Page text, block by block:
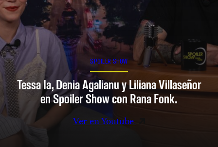
SPOILER SHOW
Tessa Ia, Denia Agalianu y Liliana Villaseñor
en Spoiler Show con Rana Fonk.
Ver en Youtube